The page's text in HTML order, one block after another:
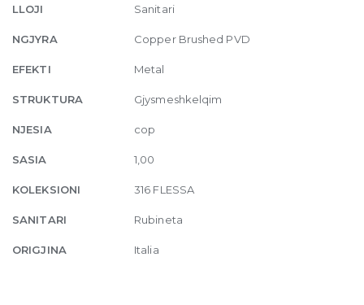
Flessa,
without
708
Copper
PVD
quantity
LLOJI Sanitari
NGJYRA Copper Brushed PVD
EFEKTI Metal
STRUKTURA Gjysmeshkelqim
NJESIA cop
SASIA 1,00
KOLEKSIONI 316 FLESSA
SANITARI Rubineta
ORIGJINA Italia